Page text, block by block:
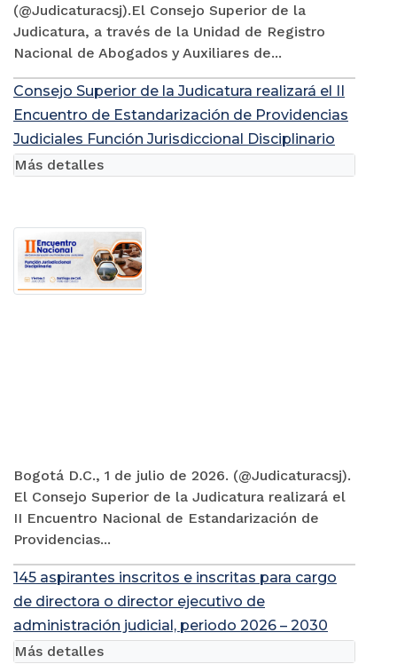
(@Judicaturacsj).El Consejo Superior de la
Judicatura, a través de la Unidad de Registro
Nacional de Abogados y Auxiliares de...
Consejo Superior de la Judicatura realizará el II
Encuentro de Estandarización de Providencias
Judiciales Función Jurisdiccional Disciplinario
Bogotá D.C., 1 de julio de 2026. (@Judicaturacsj).
El Consejo Superior de la Judicatura realizará el
II Encuentro Nacional de Estandarización de
Providencias...
Más detalles
145 aspirantes inscritos e inscritas para cargo
de directora o director ejecutivo de
administración judicial, periodo 2026 – 2030
Más detalles